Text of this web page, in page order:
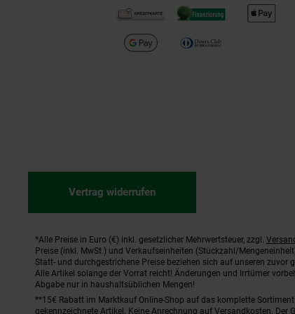
Vertrag widerrufen
Fußnoten
*Alle Preise in Euro (€) inkl. gesetzlicher Mehrwertsteuer, zzgl.
Preise (inkl. MwSt.) und Verkaufseinheiten (Stückzahl/
Statt- und durchgestrichene Preise beziehen sich auf unseren zuvor
Alle Artikel solange der Vorrat reicht! Änderungen und Irrtümer
Abgabe nur in haushaltsüblichen Mengen!
**15€ Rabatt im Marktkauf Online-Shop auf das komplette
gekennzeichnete Artikel. Keine Anrechnung auf Versandkosten.